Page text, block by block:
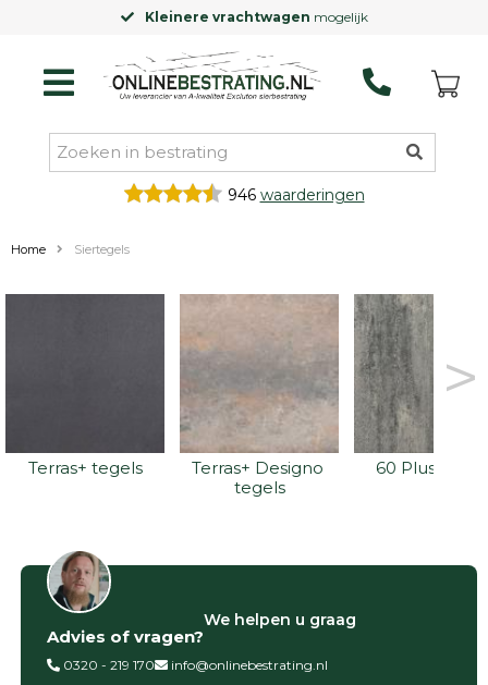
Kleinere vrachtwagen mogelijk
946 waarderingen
Home Siertegels
Terras+ tegels
Terras+ Designo
tegels
60 Plus
>
Filter op
Categorieën
Advies of vragen?
We helpen u graag
0320 - 219 170 info@onlinebestrating.nl